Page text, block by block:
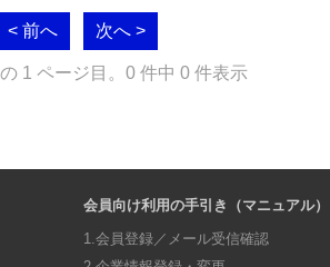
< 前へ 次へ >
1 ページ目。0 件中 0 件表示
会員向け利用の手引き（マニュアル）
1.会員登録／メール受信確認